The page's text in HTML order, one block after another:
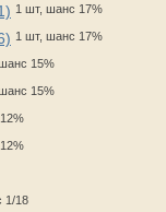
1 шт, шанс 17%
1 шт, шанс 17%
15%
15%
1/18